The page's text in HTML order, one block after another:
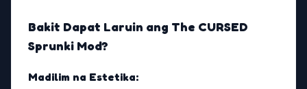
Bakit Dapat Laruin ang The CURSED
Sprunki Mod?
Madilim na Estetika: